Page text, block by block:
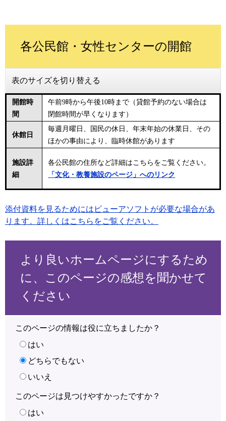
各公民館・女性センターの開館
表のサイズを切り替える
開館時
間
午前9時から午後10時まで（貸館予約のない場合は
閉館時間が早くなります）
休館日
毎週月曜日、国民の休日、年末年始の休業日、その
ほかの事由により、臨時休館があります
施設詳
細
各公民館の住所など詳細はこちらをご覧ください。
「文化・教養施設のページ」へのリンク
添付資料を見るためにはビューアソフトが必要な場合があ
ります。詳しくはこちらをご覧ください。
より良いホームページにするため
に、このページの感想を聞かせて
ください
このページの情報は役に立ちましたか？
はい
どちらでもない
いいえ
このページは見つけやすかったですか？
はい